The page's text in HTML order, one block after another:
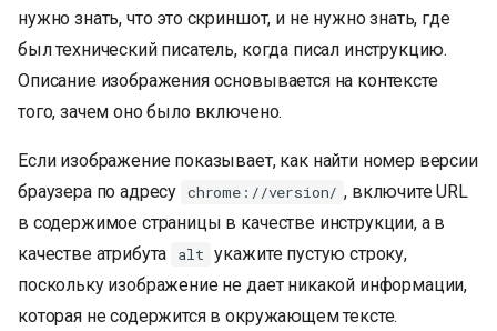
нужно знать, что это скриншот, и не нужно знать, где
был технический писатель, когда писал инструкцию.
Описание изображения основывается на контексте
того, зачем оно было включено.
Если изображение показывает, как найти номер версии
браузера по адресу chrome://version/ , включите URL
в содержимое страницы в качестве инструкции, а в
качестве атрибута
alt укажите пустую строку,
поскольку изображение не дает никакой информации,
которая не содержится в окружающем тексте.